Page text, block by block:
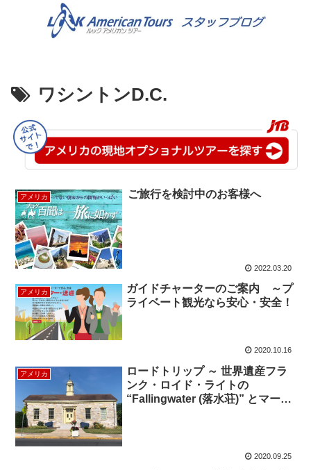
ワシントンD.C.
アメリカ ご旅行を検討中のお客様へ
2022.03.20
アメリカ
ガイドチャーターのご案内 ～プ
ライベート観光なら安心・安全！
2020.10.16
アメリカ
ロードトリップ ～ 世界遺産フラ
ンク・ロイド・ライトの
“Fallingwater (落水荘)” とマーサ
2020.09.25